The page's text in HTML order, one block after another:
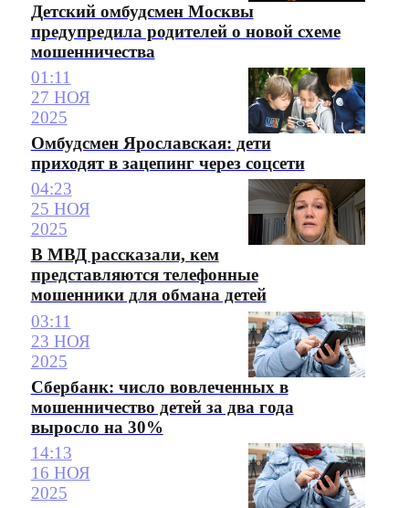
Детский омбудсмен Москвы
предупредила родителей о новой схеме
мошенничества
01:11
27 НОЯ
2025
Омбудсмен Ярославская: дети
приходят в зацепинг через соцсети
04:23
25 НОЯ
2025
В МВД рассказали, кем
представляются телефонные
мошенники для обмана детей
03:11
23 НОЯ
2025
Сбербанк: число вовлеченных в
мошенничество детей за два года
выросло на 30%
14:13
16 НОЯ
2025